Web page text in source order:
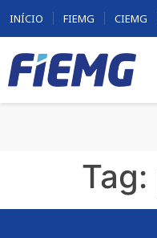
INÍCIO FIEMG CIEMG
Tag: